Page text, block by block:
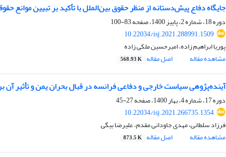
جایگاه دفاع پیش‌دستانه از منظر حقوق بین‌الملل با تأکید بر تبیین موانع
دوره 18، شماره 2، پاییز 1400، صفحه
83-100
10.22034/isj.2021.288991.1509
پوریا ابراهیم زاده، امیرحسین ملکی زاده
مشاهده مقاله
اصل مقاله 568.93 K
آینده‌پژوهی سیاست خارجی و دفاعی فرانسه در قبال بحران یمن و تأثیر آن
دوره 17، شماره 4، بهار 1400، صفحه
27-45
10.22034/isj.2021.266735.1354
فرزاد سلطانی، مهدی جاودانی مقدم، علیرضا بیگی
مشاهده مقاله
اصل مقاله 873.5 K